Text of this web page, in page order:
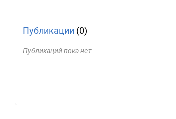
Публикации (0)
Публикаций пока нет